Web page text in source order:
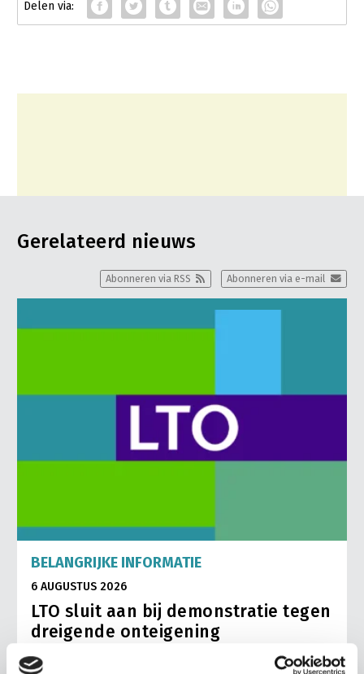
Gerelateerd nieuws
Abonneren via e-mail
Abonneren via RSS
BELANGRIJKE INFORMATIE
6 AUGUSTUS 2026
LTO sluit aan bij demonstratie tegen
dreigende onteigening
pluimveehouders